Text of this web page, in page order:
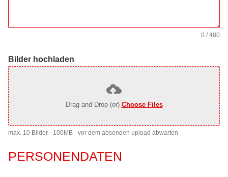
0 / 480
Bilder hochladen
Drag and Drop (or) Choose Files
max. 10 Bilder - 100MB - vor dem absenden upload abwarten
PERSONENDATEN